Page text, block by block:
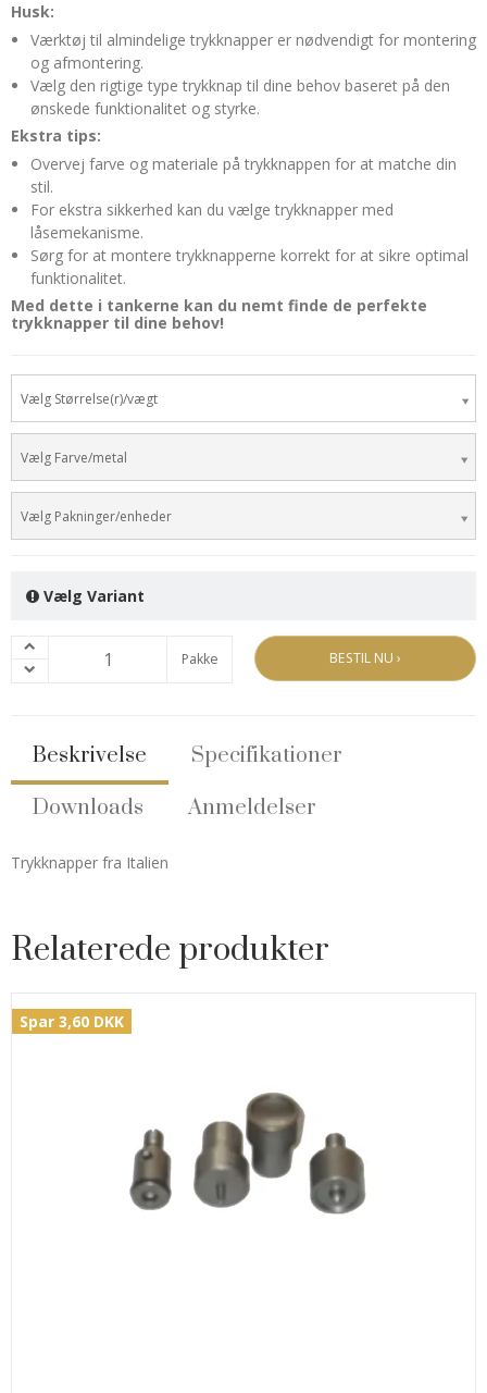
Husk:
Værktøj til almindelige trykknapper er nødvendigt for montering
og afmontering.
Vælg den rigtige type trykknap til dine behov baseret på den
ønskede funktionalitet og styrke.
Ekstra tips:
Overvej farve og materiale på trykknappen for at matche din
stil.
For ekstra sikkerhed kan du vælge trykknapper med
låsemekanisme.
Sørg for at montere trykknapperne korrekt for at sikre optimal
funktionalitet.
Med dette i tankerne kan du nemt finde de perfekte
trykknapper til dine behov!
Vælg Størrelse(r)/vægt
Vælg Farve/metal
Vælg Pakninger/enheder
Vælg Variant
Pakke BESTIL NU ›
Beskrivelse
Specifikationer
Downloads
Anmeldelser
Trykknapper fra Italien
Relaterede produkter
Spar 3,60 DKK